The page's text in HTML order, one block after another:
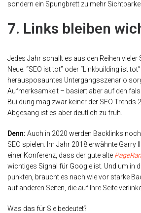
sondern ein Spungbrett zu mehr
7. Links bleiben
Jedes Jahr schallt es aus den Reihen vieler
Neue: “SEO ist tot” oder “Linkbuilding ist
herausposauntes Untergangsszenario
Aufmerksamkeit – basiert aber auf den
Buildung mag zwar keiner der SEO Trends
Abgesang ist es aber deutlich zu früh.
Denn: Auch in 2020 werden Backlinks
SEO spielen. Im Jahr 2018 erwähnte Garry
einer Konferenz, dass der gute alte
wichtiges Signal für Google ist. Und um in
punkten, braucht es nach wie vor starke
auf anderen Seiten, die auf Ihre Seite
Was das für Sie bedeutet?